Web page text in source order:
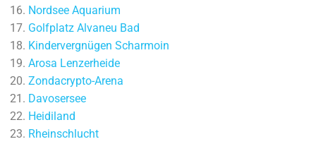
Nordsee Aquarium
Golfplatz Alvaneu Bad
Kindervergnügen Scharmoin
Arosa Lenzerheide
Zondacrypto-Arena
Davosersee
Heidiland
Rheinschlucht